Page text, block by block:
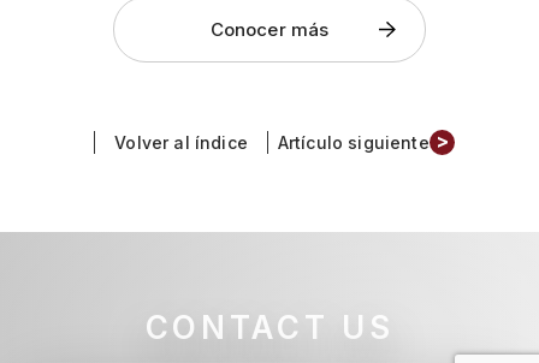
Conocer más
Volver al índice Artículo siguiente >
CONTACT US